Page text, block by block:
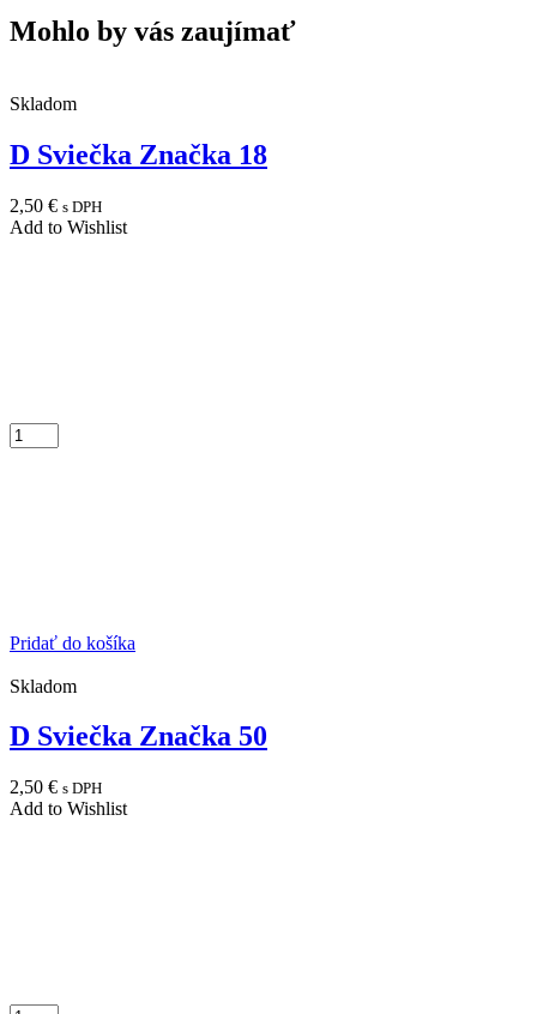
Mohlo by vás zaujímať
Skladom
D Sviečka Značka 18
2,50 € s DPH
Add to Wishlist
Pridať do košíka
Skladom
D Sviečka Značka 50
2,50 € s DPH
Add to Wishlist